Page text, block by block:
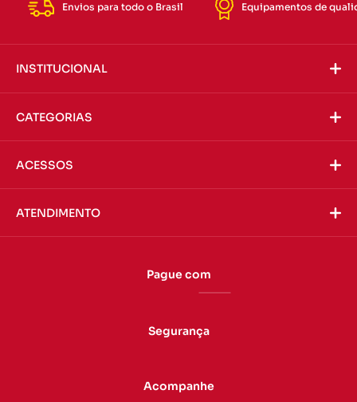
Envios para todo o Brasil Equipamentos de
INSTITUCIONAL
CATEGORIAS
ACESSOS
ATENDIMENTO
Pague com
Segurança
Acompanhe